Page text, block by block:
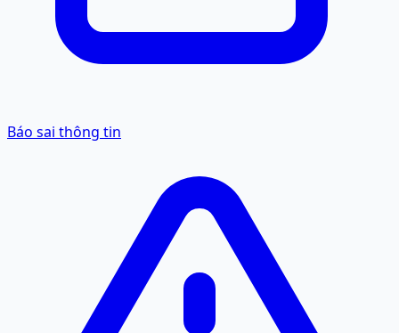
Báo sai thông tin